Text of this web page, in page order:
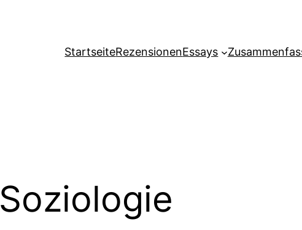
StartseiteRezensionenEssays
Soziologie